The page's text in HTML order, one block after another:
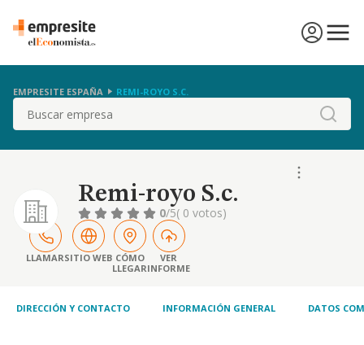
EMPRESITE ESPAÑA REMI-ROYO S.C.
Buscar
Remi-royo S.c.
0/5( 0 votos)
LLAMARSITIO WEB CÓMO
LLEGAR
VER
INFORME
DIRECCIÓN Y CONTACTO INFORMACIÓN GENERAL DATOS